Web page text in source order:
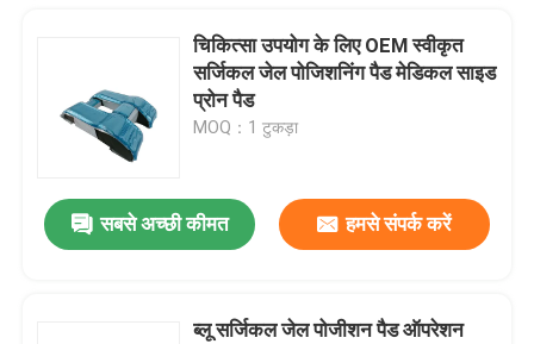
चिकित्सा उपयोग के लिए OEM स्वीकृत
सर्जिकल जेल पोजिशनिंग पैड मेडिकल साइड
प्रोन पैड
MOQ：1 टुकड़ा
सबसे अच्छी कीमत हमसे संपर्क करें
ब्लू सर्जिकल जेल पोजीशन पैड ऑपरेशन